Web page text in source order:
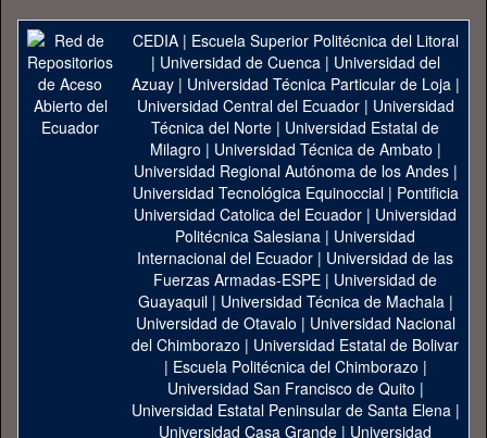
CEDIA| Escuela Superior Politécnica del Litoral
| Universidad de Cuenca| Universidad del
Azuay| Universidad Técnica Particular de Loja|
Universidad Central del Ecuador| Universidad
Técnica del Norte | Universidad Estatal de
Milagro | Universidad Técnica de Ambato |
Universidad Regional Autónoma de los Andes|
Universidad Tecnológica Equinoccial| Pontificia
Universidad Catolica del Ecuador | Universidad
Politécnica Salesiana | Universidad
Internacional del Ecuador | Universidad de las
Fuerzas Armadas-ESPE | Universidad de
Guayaquil| Universidad Técnica de Machala|
Universidad de Otavalo | Universidad Nacional
del Chimborazo | Universidad Estatal de Bolivar
| Escuela Politécnica del Chimborazo |
Universidad San Francisco de Quito |
Universidad Estatal Peninsular de Santa Elena|
Universidad Casa Grande | Universidad